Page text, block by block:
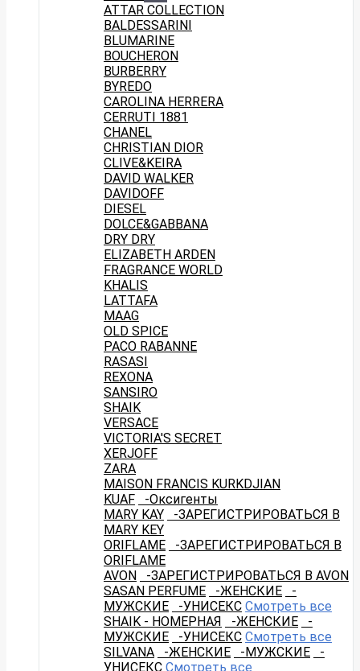
ATTAR COLLECTION
BALDESSARINI
BLUMARINE
BOUCHERON
BURBERRY
BYREDO
CAROLINA HERRERA
CERRUTI 1881
CHANEL
CHRISTIAN DIOR
CLIVE&KEIRA
DAVID WALKER
DAVIDOFF
DIESEL
DOLCE&GABBANA
DRY DRY
ELIZABETH ARDEN
FRAGRANCE WORLD
KHALIS
LATTAFA
MAAG
OLD SPICE
PACO RABANNE
RASASI
REXONA
SANSIRO
SHAIK
VERSACE
VICTORIA'S SECRET
XERJOFF
ZARA
MAISON FRANCIS KURKDJIAN
KUAF
-Оксигенты
MARY KAY
-ЗАРЕГИСТРИРОВАТЬСЯ В
MARY KEY
ORIFLAME
-ЗАРЕГИСТРИРОВАТЬСЯ В
ORIFLAME
AVON
-ЗАРЕГИСТРИРОВАТЬСЯ В AVON
SASAN PERFUME
-ЖЕНСКИЕ
-
МУЖСКИЕ
-УНИСЕКС Смотреть все
SHAIK - НОМЕРНАЯ
-ЖЕНСКИЕ
-
МУЖСКИЕ
-УНИСЕКС Смотреть все
SILVANA
-ЖЕНСКИЕ -МУЖСКИЕ
-
УНИСЕКС Смотреть все